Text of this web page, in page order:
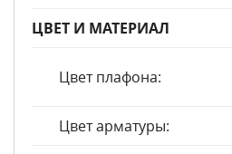
ЦВЕТ И МАТЕРИАЛ
Цвет плафона:
Цвет арматуры: